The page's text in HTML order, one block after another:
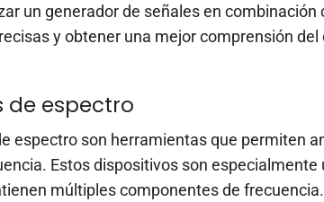
un generador de señales en
y obtener una mejor comprensión
de espectro
espectro son herramientas que permiten
Estos dispositivos son
múltiples componentes de frecuencia.